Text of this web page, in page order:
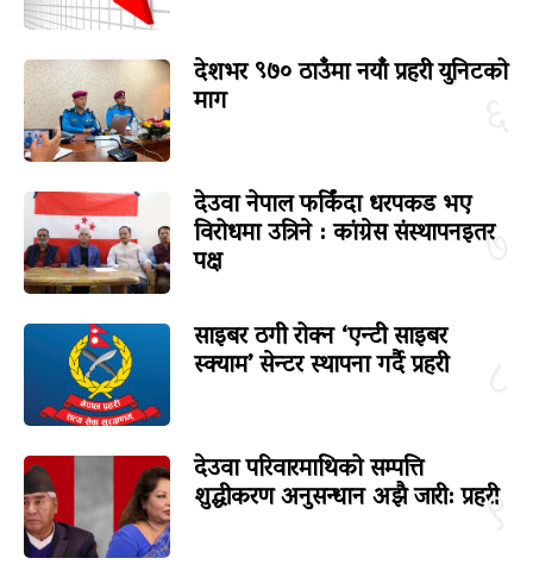
देशभर ९७० ठाउँमा नयाँ प्रहरी युनिटको
माग
७
देउवा नेपाल फर्किंदा धरपकड भए
विरोधमा उत्रिने : कांग्रेस संस्थापनइतर
पक्ष
साइबर ठगी रोक्न ‘एन्टी साइबर
स्क्याम’ सेन्टर स्थापना गर्दै प्रहरी
९
देउवा परिवारमाथिको सम्पत्ति
शुद्धीकरण अनुसन्धान अझै जारी: प्रहरी